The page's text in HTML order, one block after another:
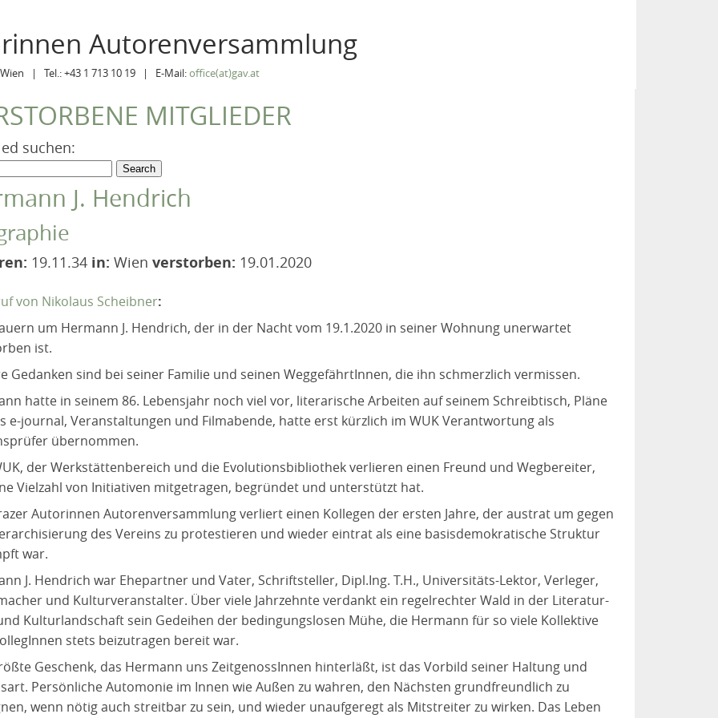
Autorenversammlung
Wien | Tel.: +43 1 713 10 19 | E-Mail:office(at)gav.at
MITGLIEDER
suchen:
J. Hendrich
19.11.34 in: Wien verstorben: 19.01.2020
von Nikolaus Scheibner:
um Hermann J. Hendrich, der in der Nacht vom 19.1.2020 in seiner Wohnung unerwartet
ist.
Gedanken sind bei seiner Familie und seinen WeggefährtInnen, die ihn schmerzlich vermissen.
hatte in seinem 86. Lebensjahr noch viel vor, literarische Arbeiten auf seinem Schreibtisch, Pläne
e-journal, Veranstaltungen und Filmabende, hatte erst kürzlich im WUK Verantwortung als
übernommen.
der Werkstättenbereich und die Evolutionsbibliothek verlieren einen Freund und Wegbereiter,
Vielzahl von Initiativen mitgetragen, begründet und unterstützt hat.
Autorinnen Autorenversammlung verliert einen Kollegen der ersten Jahre, der austrat um gegen
des Vereins zu protestieren und wieder eintrat als eine basisdemokratische Struktur
war.
J. Hendrich war Ehepartner und Vater, Schriftsteller, Dipl.Ing. T.H., Universitäts-Lektor, Verleger,
und Kulturveranstalter. Über viele Jahrzehnte verdankt ein regelrechter Wald in der Literatur-
Kulturlandschaft sein Gedeihen der bedingungslosen Mühe, die Hermann für so viele Kollektive
stets beizutragen bereit war.
Geschenk, das Hermann uns ZeitgenossInnen hinterläßt, ist das Vorbild seiner Haltung und
Persönliche Automonie im Innen wie Außen zu wahren, den Nächsten grundfreundlich zu
wenn nötig auch streitbar zu sein, und wieder unaufgeregt als Mitstreiter zu wirken. Das Leben